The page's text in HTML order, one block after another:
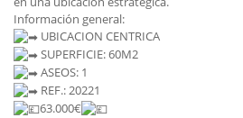
Información general:
UBICACION CENTRICA
SUPERFICIE: 60M2
ASEOS: 1
REF.: 20221
63.000€